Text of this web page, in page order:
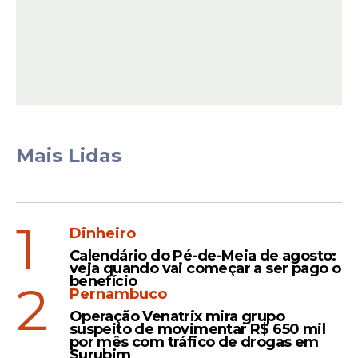
de cada um
Recuperação
Confira cinco chás para
curar a ressaca: como fazer,
benefícios e cuidados
Mais Lidas
1
Dinheiro
Calendário do Pé-de-Meia de agosto:
veja quando vai começar a ser pago o
benefício
2
Pernambuco
Operação Venatrix mira grupo
suspeito de movimentar R$ 650 mil
por mês com tráfico de drogas em